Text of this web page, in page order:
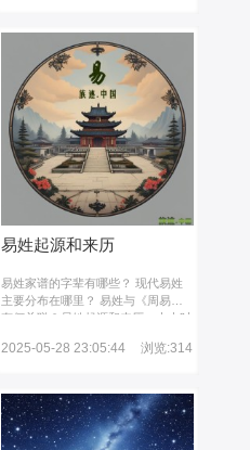
易姓起源和来历
易姓家谱的字辈有哪些？ 现代易姓
主要分布在哪里？ 易姓与《周易》
有何关联？易姓起源和来历。上古时
河北易县），属黄帝后裔。该部落在
易水为氏，形成中国最古老的易姓。
2025-05-28 23:05:44 浏览:314